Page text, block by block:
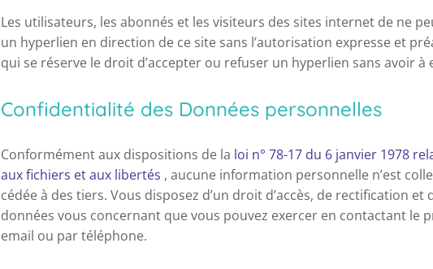
Les utilisateurs, les abonnés et les visiteurs des sites internet de ne
un hyperlien en direction de ce site sans l’autorisation expresse et
qui se réserve le droit d’accepter ou refuser un hyperlien sans avoir à
Confidentialité des Données personnelles
Conformément aux dispositions de la loi n° 78-17 du 6 janvier 1978
aux fichiers et aux libertés , aucune information personnelle n’est
cédée à des tiers. Vous disposez d’un droit d’accès, de rectification et
données vous concernant que vous pouvez exercer en contactant le
email ou par téléphone.